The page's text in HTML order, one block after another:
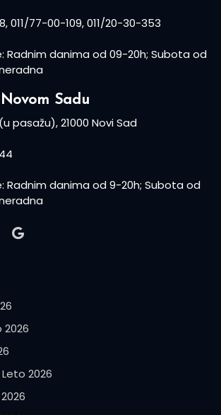
011/77-00-109, 011/20-30-353
Radnim danima od 09-20h; Subota od
Sadu
pasažu), 21000 Novi Sad
Radnim danima od 9-20h; Subota od
2026